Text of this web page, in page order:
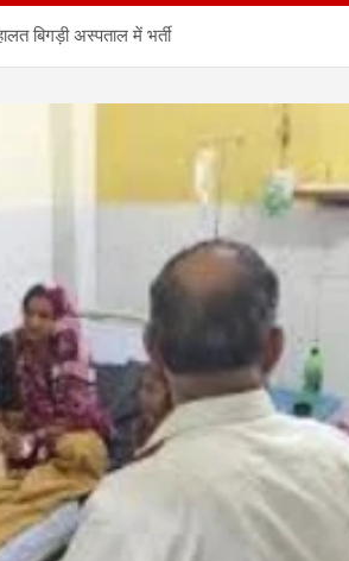
बिगड़ी अस्पताल में भर्ती